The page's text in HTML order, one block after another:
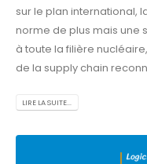
sur le plan international,
norme de plus mais une
à toute la filière
de la supply chain
LIRE LA SUITE...